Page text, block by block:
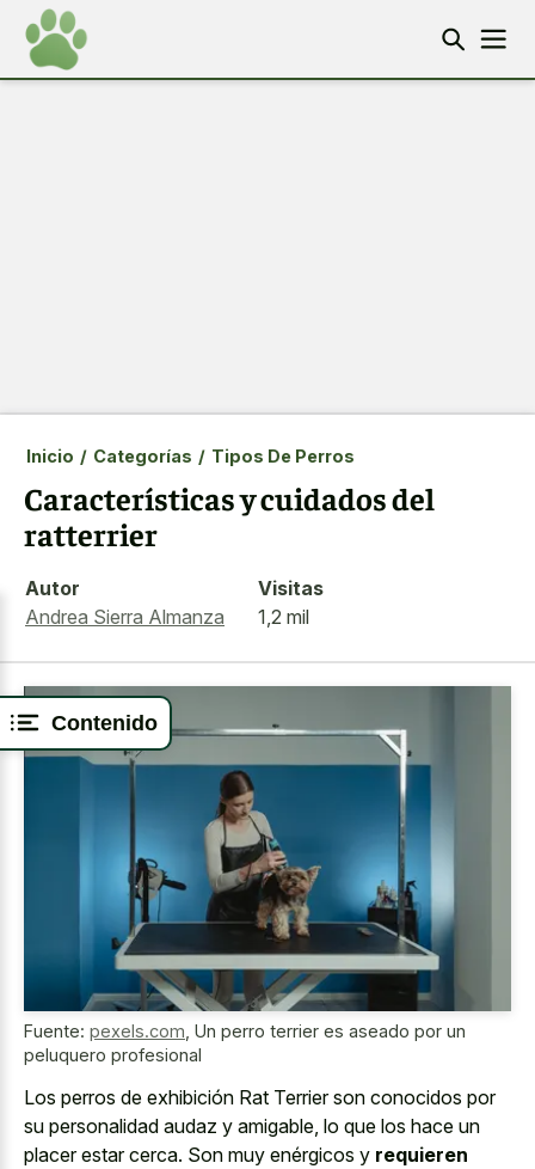
Contenido
Inicio / Categorías / Tipos De Perros
Características y cuidados del
ratterrier
Autor
Andrea Sierra Almanza
Visitas
1,2 mil
Fuente: pexels.com Un perro terrier es aseado por un
peluquero profesional
Los perros de exhibición Rat Terrier son conocidos por
su personalidad audaz y amigable, lo que los hace un
placer estar cerca. Son muy enérgicos y requieren